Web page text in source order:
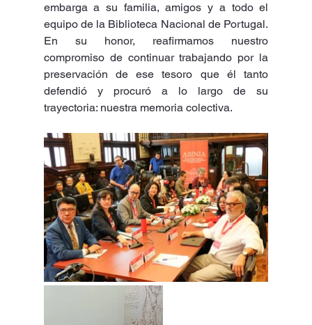
embarga a su familia, amigos y a todo el
equipo de la Biblioteca Nacional de Portugal.
En su honor, reafirmamos nuestro
compromiso de continuar trabajando por la
preservación de ese tesoro que él tanto
defendió y procuró a lo largo de su
trayectoria: nuestra memoria colectiva.